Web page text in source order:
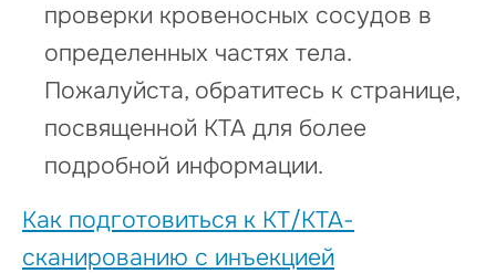
проверки кровеносных сосудов в
определенных частях тела.
Пожалуйста, обратитесь к странице,
посвященной КТА для более
подробной информации.
Как подготовиться к КТ/КТА-
сканированию с инъекцией